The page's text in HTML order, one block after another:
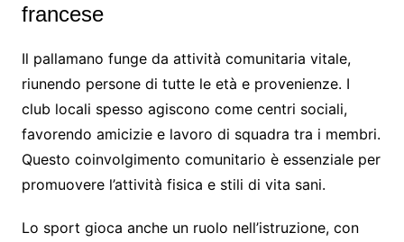
francese
Il pallamano funge da attività comunitaria vitale,
riunendo persone di tutte le età e provenienze. I
club locali spesso agiscono come centri sociali,
favorendo amicizie e lavoro di squadra tra i membri.
Questo coinvolgimento comunitario è essenziale per
promuovere l’attività fisica e stili di vita sani.
Lo sport gioca anche un ruolo nell’istruzione, con